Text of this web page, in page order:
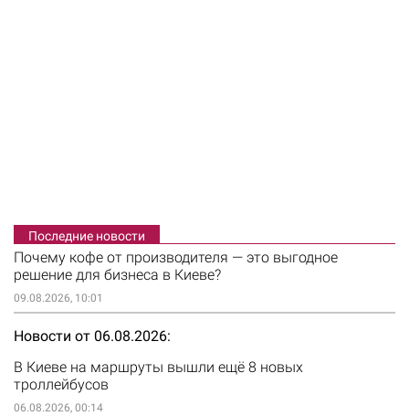
Последние новости
Почему кофе от производителя — это выгодное
решение для бизнеса в Киеве?
09.08.2026, 10:01
Новости от 06.08.2026
В Киеве на маршруты вышли ещё 8 новых
троллейбусов
06.08.2026, 00:14